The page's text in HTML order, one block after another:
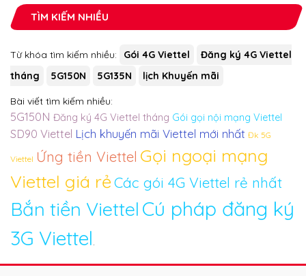
TÌM KIẾM NHIỀU
Từ khóa tìm kiếm nhiều: Gói 4G Viettel
Đăng ký 4G Viettel
tháng
5G150N 5G135N lịch Khuyến mãi
Bài viết tìm kiếm nhiều:
5G150N Đăng ký 4G Viettel tháng Gói gọi nội mạng Viettel
SD90 Viettel Lịch khuyến mãi Viettel mới nhất Đk 5G
Viettel Ứng tiền Viettel Gọi ngoại mạng
Viettel giá rẻCác gói 4G Viettel rẻ nhất
Bắn tiền Viettel Cú pháp đăng ký
3G Viettel.